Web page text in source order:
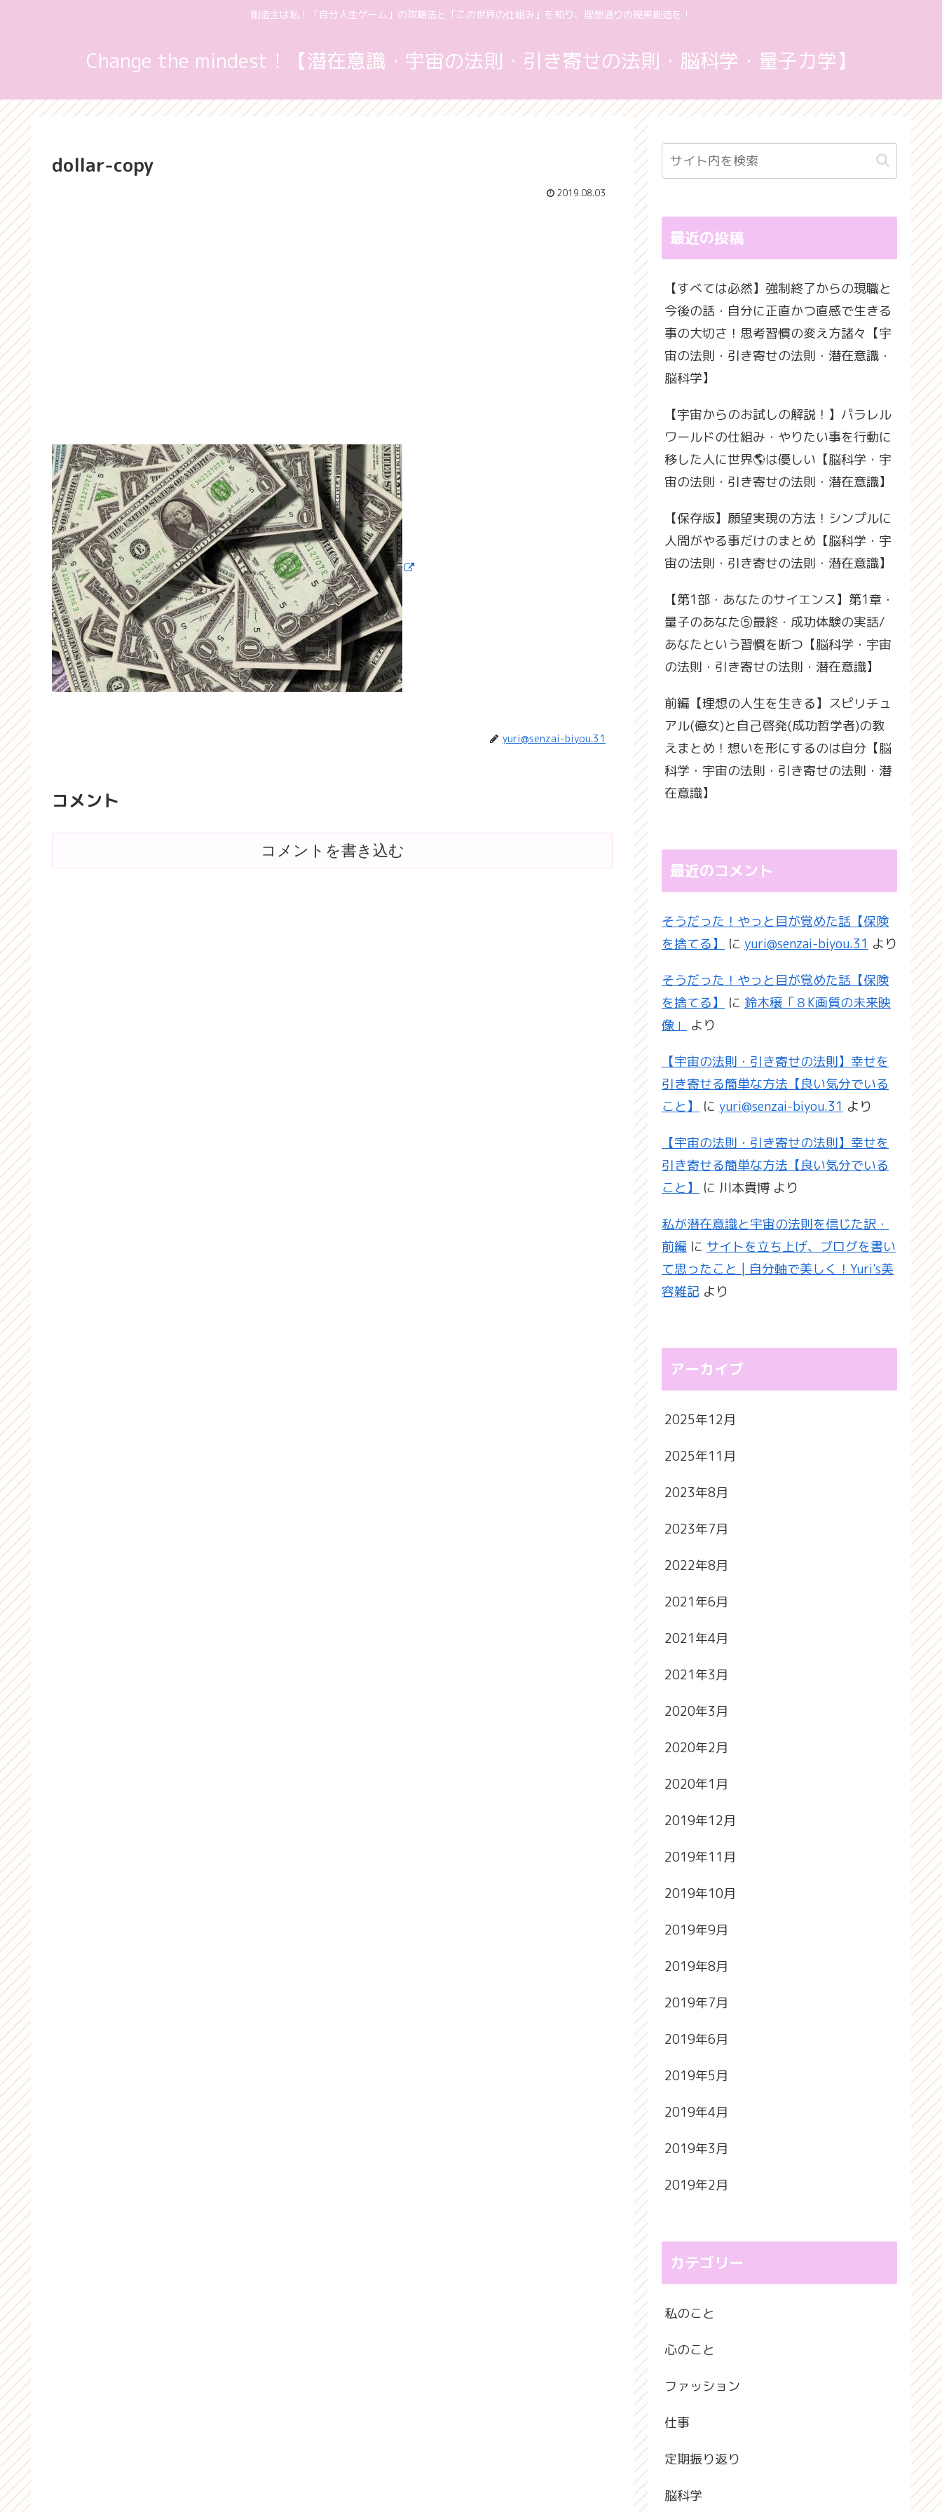
創造主は私！「自分人生ゲーム」の攻略法と「この世界の仕組み」を知り、理想通りの現実創造を！
Change the mindest！【潜在意識・宇宙の法則・引き寄せの法則・脳科学・量子力学】
dollar-copy
2019.08.03
yuri@senzai-biyou.31
コメント
コメントを書き込む
最近の投稿
【すべては必然】強制終了からの現職と
今後の話・自分に正直かつ直感で生きる
事の大切さ！思考習慣の変え方諸々【宇
宙の法則・引き寄せの法則・潜在意識・
脳科学】
【宇宙からのお試しの解説！】パラレル
ワールドの仕組み・やりたい事を行動に
移した人に世界🌎は優しい【脳科学・宇
宙の法則・引き寄せの法則・潜在意識】
【保存版】願望実現の方法！シンプルに
人間がやる事だけのまとめ【脳科学・宇
宙の法則・引き寄せの法則・潜在意識】
【第1部・あなたのサイエンス】第1章・
量子のあなた⑤最終・成功体験の実話/
あなたという習慣を断つ【脳科学・宇宙
の法則・引き寄せの法則・潜在意識】
前編【理想の人生を生きる】スピリチュ
アル(億女)と自己啓発(成功哲学者)の教
えまとめ！想いを形にするのは自分【脳
科学・宇宙の法則・引き寄せの法則・潜
在意識】
最近のコメント
そうだった！やっと目が覚めた話【保険
を捨てる】
に yuri@senzai-biyou.31 より
そうだった！やっと目が覚めた話【保険
を捨てる】
に 鈴木穣「８K画質の未来映
像」
より
【宇宙の法則・引き寄せの法則】幸せを
引き寄せる簡単な方法【良い気分でいる
こと】
に yuri@senzai-biyou.31 より
【宇宙の法則・引き寄せの法則】幸せを
引き寄せる簡単な方法【良い気分でいる
こと】
に 川本貴博 より
私が潜在意識と宇宙の法則を信じた訳・
前編 に サイトを立ち上げ、ブログを書い
て思ったこと | 自分軸で美しく！Yuri's美
容雑記 より
アーカイブ
2025年12月
2025年11月
2023年8月
2023年7月
2022年8月
2021年6月
2021年4月
2021年3月
2020年3月
2020年2月
2020年1月
2019年12月
2019年11月
2019年10月
2019年9月
2019年8月
2019年7月
2019年6月
2019年5月
2019年4月
2019年3月
2019年2月
カテゴリー
私のこと
心のこと
ファッション
仕事
定期振り返り
脳科学